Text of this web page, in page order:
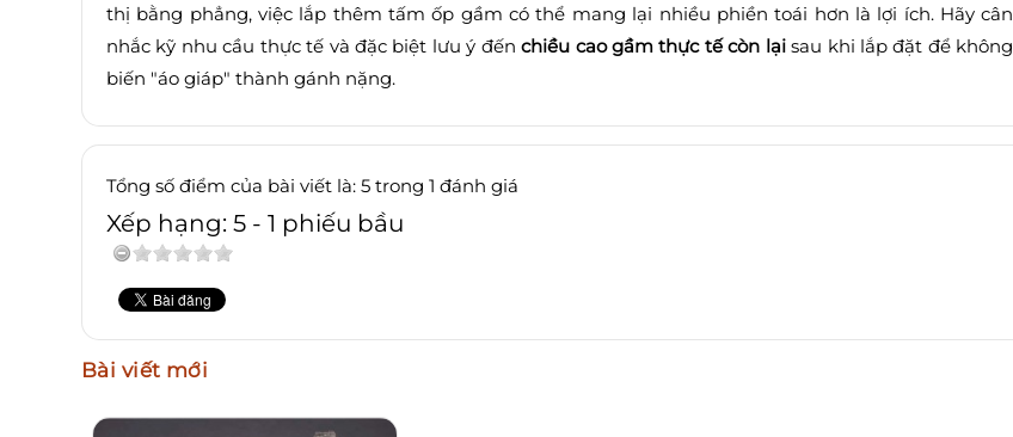
thị bằng phẳng, việc lắp thêm tấm ốp gầm có thể mang lại nhiều phiền toái hơn là lợi ích. Hãy cân
nhắc kỹ nhu cầu thực tế và đặc biệt lưu ý đếnchiều cao gầm thực tế còn lạisau khi lắp đặt để không
biến "áo giáp" thành gánh nặng.
Tổng số điểm của bài viết là: 5 trong 1 đánh giá
Xếp hạng: 5 - 1 phiếu bầu
Bài viết mới